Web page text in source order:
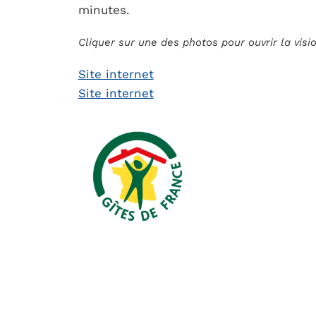
minutes.
Cliquer sur une des photos pour ouvrir la
Site internet
Site internet